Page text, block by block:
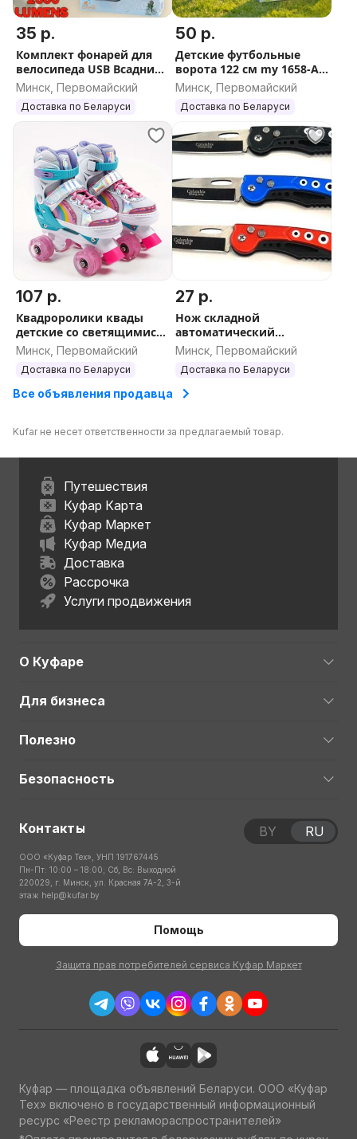
35 р.
Комплект фонарей для
велосипеда USB Всадник
BZ-945, Фонарь
велосипедный (передний
+ задний)
Минск, Первомайский
Доставка по Беларуси
50 р.
Детские футбольные
ворота 122 см my 1658-A
игровые для мальчиков,
стойка, сетка, мяч
Минск, Первомайский
Доставка по Беларуси
107 р.
Квадроролики квады
детские со светящимися
колесами роликовые
коньки для детей 4
колеса размер S и M
Минск, Первомайский
Доставка по Беларуси
27 р.
Нож складной
автоматический
выкидной из твердой
стали Columbia 822
Минск, Первомайский
Доставка по Беларуси
Все объявления продавца
Kufar не несет ответственности за предлагаемый товар.
Путешествия
Куфар Карта
Куфар Маркет
Куфар Медиа
Доставка
Рассрочка
Услуги продвижения
О Куфаре
Для бизнеса
Полезно
Безопасность
Контакты
ООО «Куфар Тех», УНП 191767445
Пн-Пт: 10:00 – 18:00; Сб, Вс: Выходной
220029, г. Минск, ул. Красная 7А-2, 3-й
этаж help@kufar.by
Помощь
Защита прав потребителей сервиса Куфар Маркет
BY RU
Куфар — площадка объявлений Беларуси. ООО «Куфар
Тех» включено в государственный информационный
ресурс «Реестр рекламораспространителей»